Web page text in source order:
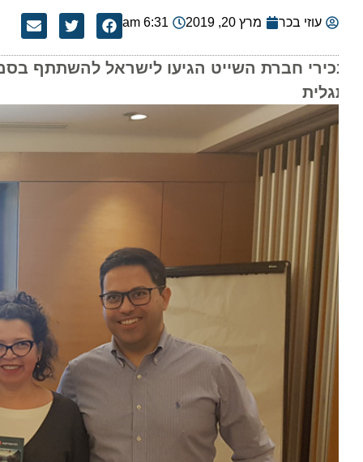
עוזי בכר מרץ 20, 2019 6:31 am
חברת השייט הגיעו לישראל להשתתף